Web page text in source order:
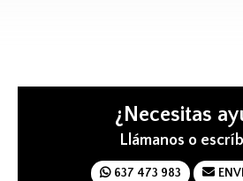
¿Necesitas
Llámanos o
637 473 983